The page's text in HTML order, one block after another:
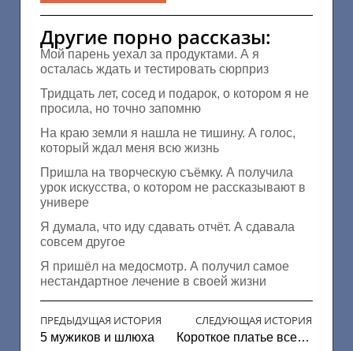
Другие порно рассказы:
Мой парень уехал за продуктами. А я
осталась ждать и тестировать сюрприз
Тридцать лет, сосед и подарок, о котором я не
просила, но точно запомню
На краю земли я нашла не тишину. А голос,
который ждал меня всю жизнь
Пришла на творческую съёмку. А получила
урок искусства, о котором не рассказывают в
универе
Я думала, что иду сдавать отчёт. А сдавала
совсем другое
Я пришёл на медосмотр. А получил самое
нестандартное лечение в своей жизни
ПРЕДЫДУЩАЯ ИСТОРИЯ
5 мужиков и шлюха
СЛЕДУЮЩАЯ ИСТОРИЯ
Короткое платье всему виной